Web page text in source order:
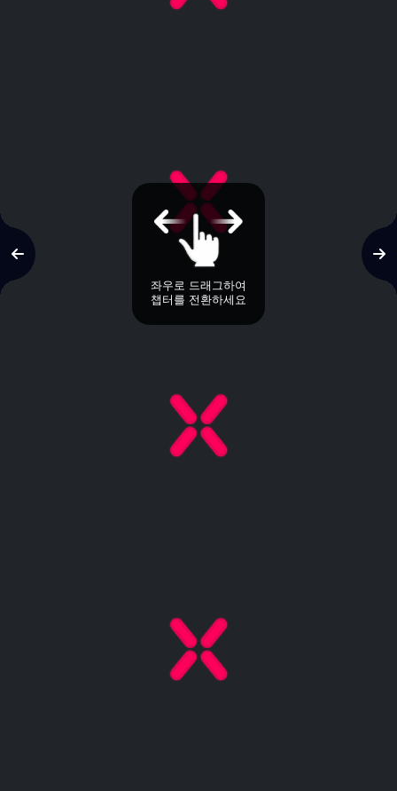
좌우로 드래그하여
챕터를 전환하세요